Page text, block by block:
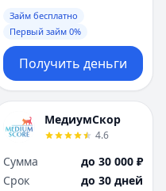
Сургут
Т
Тверь
Тольятти
Томск
Тула
Тюмень
Ульяновск
Сургут
Т
Тверь
Тольятти
Томск
Тула
Тюмень
Ульяновск
Займ бесплатно
Первый займ 0%
Получить деньги
МедиумСкор
4.6
Сумма
до 30 000 ₽
Срок
до 30 дней